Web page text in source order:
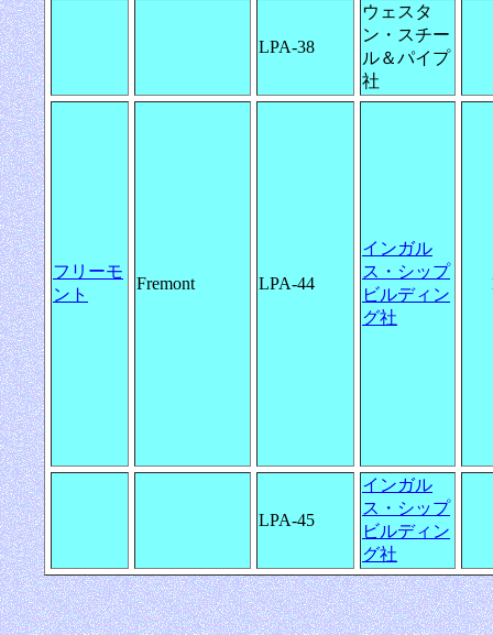
LPA-38
ウェスタ
ン・スチー
ル＆パイプ
社
フリーモ
ント
Fremont LPA-44
インガル
ス・シップ
ビルディン
グ社
LPA-45
インガル
ス・シップ
ビルディン
グ社